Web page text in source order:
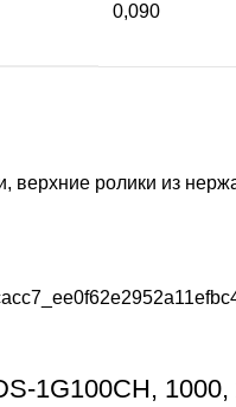
0,090
ролики из
1G100CH,